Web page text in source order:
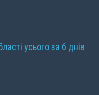
усього за 6 днів